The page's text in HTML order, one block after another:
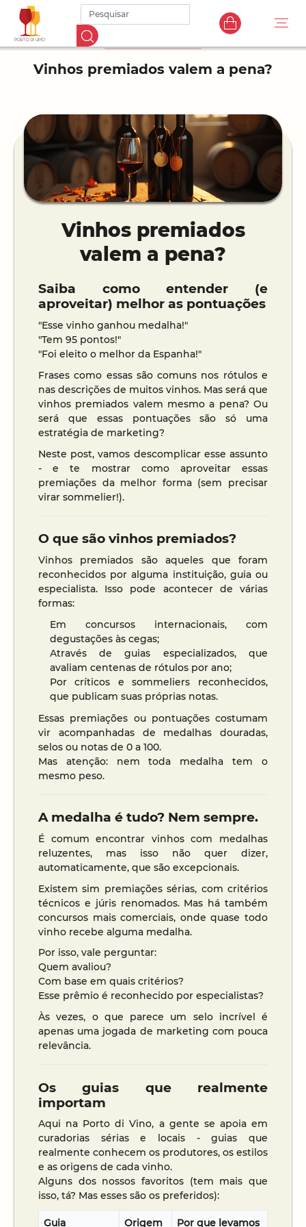
Vinhos premiados valem a pena?
Vinhos premiados
valem a pena?
Saiba como entender (e
aproveitar) melhor as pontuações
"Esse vinho ganhou medalha!"
"Tem 95 pontos!"
"Foi eleito o melhor da Espanha!"
Frases como essas são comuns nos rótulos e
nas descrições de muitos vinhos. Mas será que
vinhos premiados valem mesmo a pena? Ou
será que essas pontuações são só uma
estratégia de marketing?
Neste post, vamos descomplicar esse assunto
- e te mostrar como aproveitar essas
premiações da melhor forma (sem precisar
virar sommelier!).
O que são vinhos premiados?
Vinhos premiados são aqueles que foram
reconhecidos por alguma instituição, guia ou
especialista. Isso pode acontecer de várias
formas:
Em concursos internacionais, com
degustações às cegas;
Através de guias especializados, que
avaliam centenas de rótulos por ano;
Por críticos e sommeliers reconhecidos,
que publicam suas próprias notas.
Essas premiações ou pontuações costumam
vir acompanhadas de medalhas douradas,
selos ou notas de 0 a 100.
Mas atenção: nem toda medalha tem o
mesmo peso.
A medalha é tudo? Nem sempre.
É comum encontrar vinhos com medalhas
reluzentes, mas isso não quer dizer,
automaticamente, que são excepcionais.
Existem sim premiações sérias, com critérios
técnicos e júris renomados. Mas há também
concursos mais comerciais, onde quase todo
vinho recebe alguma medalha.
Por isso, vale perguntar:
Quem avaliou?
Com base em quais critérios?
Esse prêmio é reconhecido por especialistas?
Às vezes, o que parece um selo incrível é
apenas uma jogada de marketing com pouca
relevância.
Os guias que realmente
importam
Aqui na Porto di Vino, a gente se apoia em
curadorias sérias e locais - guias que
realmente conhecem os produtores, os estilos
e as origens de cada vinho.
Alguns dos nossos favoritos (tem mais que
isso, tá? Mas esses são os preferidos):
Guia Origem Por que levamos